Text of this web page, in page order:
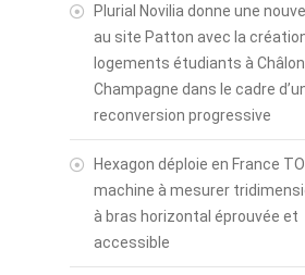
Plurial Novilia donne une
au site Patton avec la
logements étudiants à
Champagne dans le cadre
reconversion progressive
Hexagon déploie en France
machine à mesurer
à bras horizontal éprouvée et
accessible